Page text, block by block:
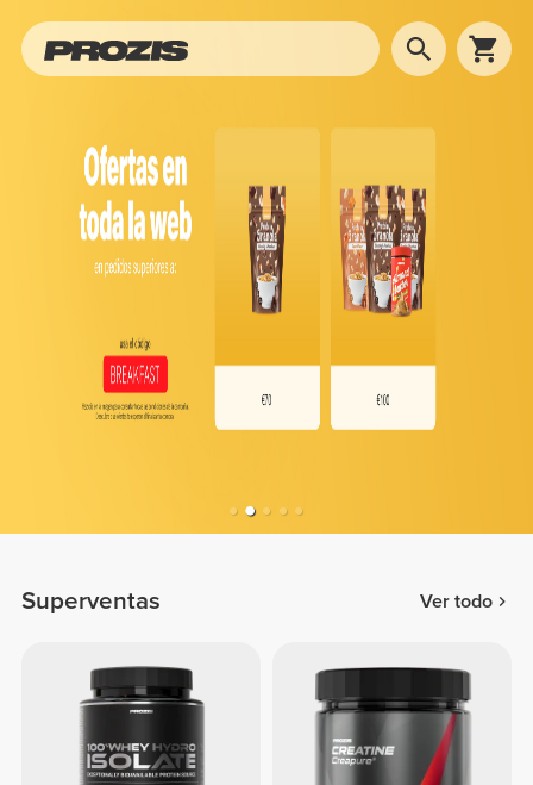
Superventas Ver todo